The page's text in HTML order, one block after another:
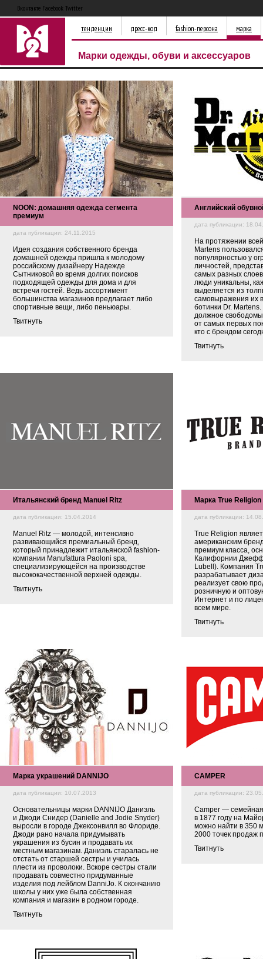
Вконтакте Facebook Twitter
тенденции дресс-код fashion-персона марка
Марки одежды, обуви и аксессуаров
NOON: домашняя одежда сегмента
премиум
дата публикации: 24.11.2015
Идея создания собственного бренда
домашней одежды пришла к молодому
российскому дизайнеру Надежде
Сытниковой во время долгих поисков
подходящей одежды для дома и для
встречи гостей. Ведь ассортимент
большинства магазинов предлагает либо
спортивные вещи, либо пеньюары.
Твитнуть
Английский
дата публикации:
На протяжении
Martens
популярностью у
личностей,
самых разных
люди уникальны,
выделяется из
самовыражения их
ботинки Dr.
должное
от самых первых
кто с брендом
Твитнуть
Итальянский бренд Manuel Ritz
дата публикации: 15.04.2014
Manuel Ritz — молодой, интенсивно
развивающийся премиальный бренд,
который принадлежит итальянской fashion-
компании Manufattura Paoloni spa,
специализирующейся на производстве
высококачественной верхней одежды.
Твитнуть
Марка True Religion
дата публикации:
True Religion
американским
премиум класса,
Калифорнии
Lubell). Компания
разрабатывает
реализует свою
розничную и
Интернет и по
всем мире.
Твитнуть
Марка украшений DANNIJO
дата публикации: 10.07.2013
Основательницы марки DANNIJO Даниэль
и Джоди Снидер (Danielle and Jodie Snyder)
выросли в городе Джексонвилл во Флориде.
Джоди рано начала придумывать
украшения из бусин и продавать их
местным магазинам. Даниэль старалась не
отстать от старшей сестры и училась
плести из проволоки. Вскоре сестры стали
продавать совместно придуманные
изделия под лейблом DanniJo. К окончанию
школы у них уже была собственная
компания и магазин в родном городе.
Твитнуть
CAMPER
дата публикации:
Camper —
в 1877 году на
можно найти в 350
2000 точек продаж
Твитнуть